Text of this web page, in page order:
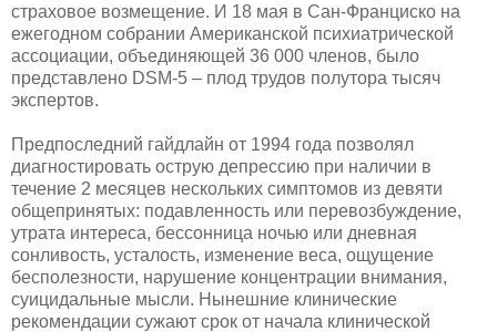
страховое возмещение. И 18 мая в Сан-Франциско на
ежегодном собрании Американской психиатрической
ассоциации, объединяющей 36 000 членов, было
представлено DSM-5 – плод трудов полутора тысяч
экспертов.
Предпоследний гайдлайн от 1994 года позволял
диагностировать острую депрессию при наличии в
течение 2 месяцев нескольких симптомов из девяти
общепринятых: подавленность или перевозбуждение,
утрата интереса, бессонница ночью или дневная
сонливость, усталость, изменение веса, ощущение
бесполезности, нарушение концентрации внимания,
суицидальные мысли. Нынешние клинические
рекомендации сужают срок от начала клинической